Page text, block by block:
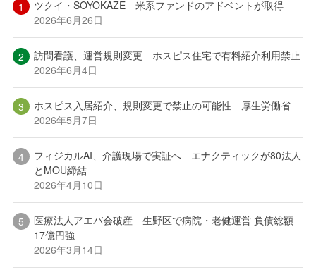
ツクイ・SOYOKAZE 米系ファンドのアドベントが取得
2026年6月26日
訪問看護、運営規則変更 ホスピス住宅で有料紹介利用禁止
2026年6月4日
ホスピス入居紹介、規則変更で禁止の可能性 厚生労働省
2026年5月7日
フィジカルAI、介護現場で実証へ エナクティックが80法人
とMOU締結
2026年4月10日
医療法人アエバ会破産 生野区で病院・老健運営 負債総額
17億円強
2026年3月14日